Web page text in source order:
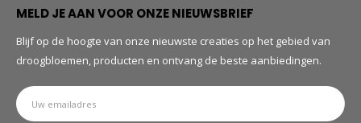
MELD JE AAN VOOR ONZE NIEUWSBRIEF
Blijf op de hoogte van onze nieuwste creaties op het gebied van
droogbloemen, producten en ontvang de beste aanbiedingen.